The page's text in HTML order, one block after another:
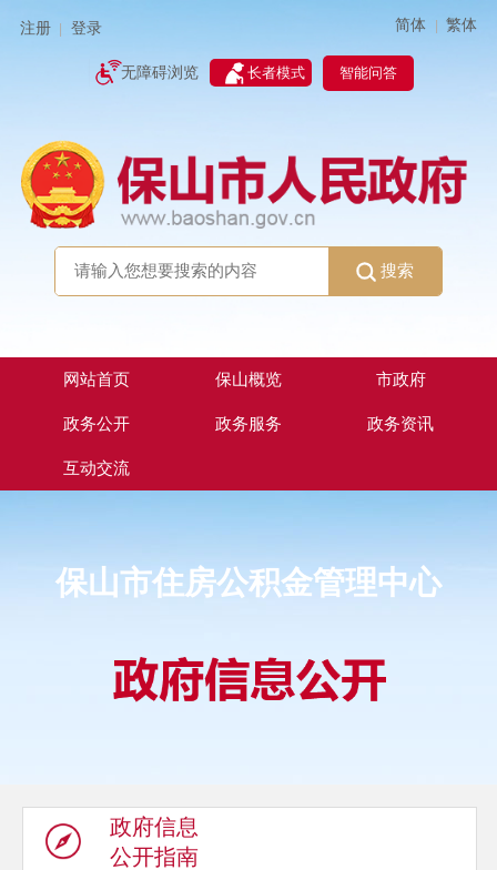
注册 登录 简体 | 繁体
无障碍浏览 长者模式 智能问答
搜索
网站首页 保山概览 市政府
政务公开 政务服务 政务资讯
互动交流
保山市住房公积金管理中心
政府信息
公开指南